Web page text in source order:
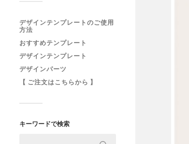
デザインテンプレートのご使用
方法
おすすめテンプレート
デザインテンプレート
デザインパーツ
【 ご注文はこちらから 】
キーワードで検索